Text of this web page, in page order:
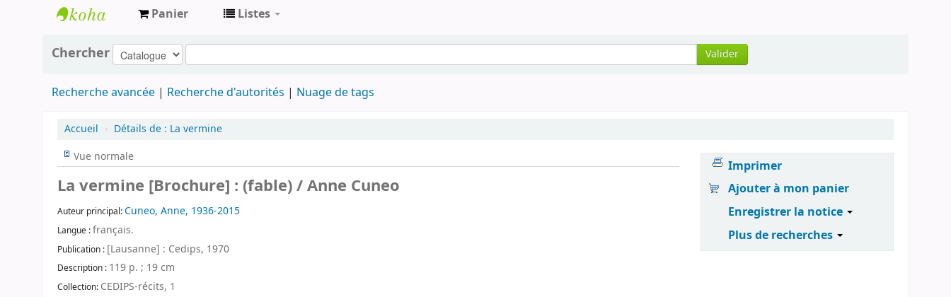
Archives
contestataires
Panier Listes
Chercher Valider
Recherche avancée Recherche d'autorités Nuage de tags
Accueil › Détails de : La vermine
Vue normale
La vermine [Brochure] : (fable) / Anne Cuneo
Auteur principal:Cuneo, Anne, 1936-2015
Langue :français.
Publication : [Lausanne] : Cedips, 1970
Description : 119 p. ; 19 cm
Collection: CEDIPS-récits, 1
Imprimer
Ajouter à mon panier
Enregistrer la notice
Plus de recherches